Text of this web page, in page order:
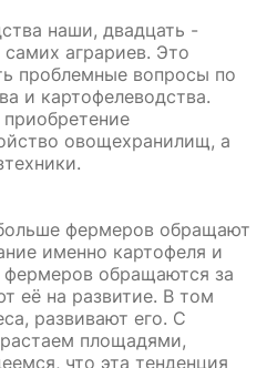
наши, двадцать -
аграриев. Это
проблемные вопросы по
и картофелеводства.
овощехранилищ, а
фермеров обращают
именно картофеля и
обращаются за
её на развитие. В том
развивают его. С
площадями,
что эта тенденция